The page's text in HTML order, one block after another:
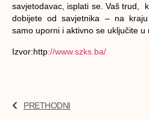
savjetodavac, isplati se. Vaš trud,
dobijete od savjetnika – na
samo uporni i aktivno se uključite u
Izvor:http://www.szks.ba/
PRETHODNI